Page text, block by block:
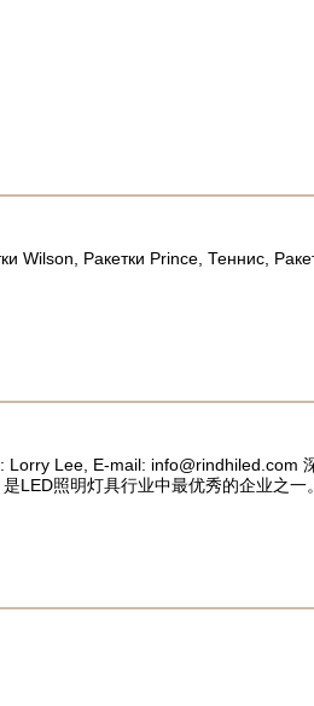
Wіlson, Ракетки Prіnce, Теннис,
Lee, E-mail: info@rindhiled.com
LED照明灯具行业中最优秀的企业之一。